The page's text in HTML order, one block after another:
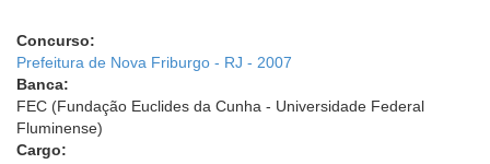
Concurso:
Prefeitura de Nova Friburgo - RJ - 2007
Banca:
FEC (Fundação Euclides da Cunha - Universidade Federal
Fluminense)
Cargo: